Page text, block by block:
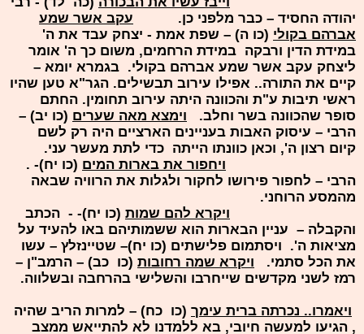
יהודה החסיד – כבר מלפני כן. עקב אשר שמע
אברהם בקולי (כו ה) – שפת אמת - יצחק עבד את ה'
במידת הדין ורבקה במידת הרחמים, משום כך ה' אומר
ליצחק עקב אשר שמע אברהם בקולי. בגמרא יומא –
קיים את התורה.. אפילו עירוב תבשילים. הגר"א טען שהיו
ראשי תיבות ע"ת והכוונה היתה עירוב תחומין. החתם
סופר שהכוונה בשר וחלב. וימצא מאה שערים (כו יב) –
הרבי – עיסוק האבות בעניינים הארציים היה רק לשם
קיום רצון ה', וכאן כוונתו הייתה כדי לתת מעשר עני.
ויחפור את בארות המים (כו יח)- .
הרבי – לחפור פירושו לחקור ולגלות את הרוויה שבאה
מהמסע הרוחני.
ויקרא להם שמות (כו יח)- - הכתב
והקבלה – עניין הבארות הוא ששמותיהם באו להעיד על
מציאות ה'. ויסתמום פלישתים (כו יח)– שטיינזלץ – עשו
את הכל סתמי. ויקרא שמה רחובות (כו כב) – הרמב"ן –
רמז לשני מקדשים שייחרבו והשלישי בהרחבה ובשלווה.
ויאמרו.. נכרתה ברית עימך (כו כח) – למרות הריב שהיה
, הגיעו למעשה חיובי, בא ללמדנו לא להתייאש ממצב